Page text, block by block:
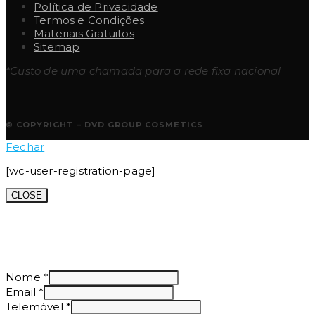
Política de Privacidade
Termos e Condições
Materiais Gratuitos
Sitemap
*Custo de uma chamada para a rede fixa nacional
© COPYRIGHT – DVD GROUP COSMETICS
Fechar
[wc-user-registration-page]
CLOSE
Nome *
Email*
Telemóvel *